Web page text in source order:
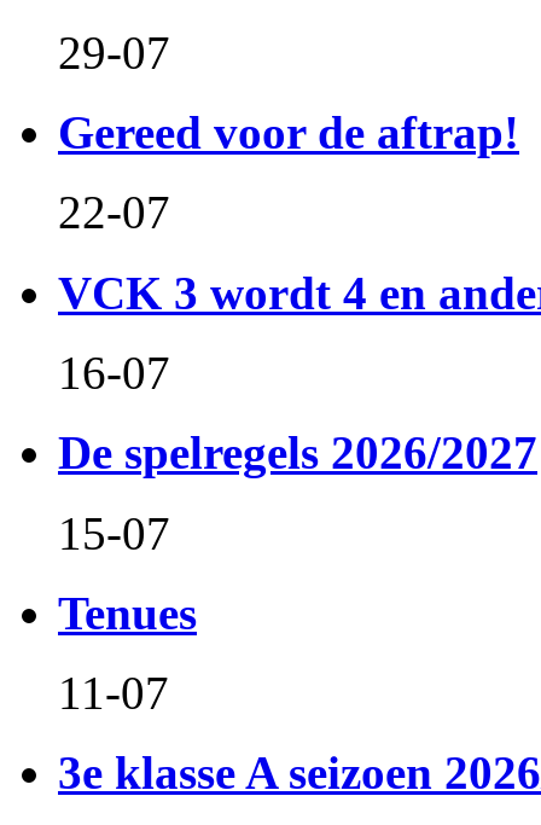
29-07
Gereed voor de aftrap!
22-07
VCK 3 wordt 4 en
16-07
De spelregels 2026/2027
15-07
Tenues
11-07
3e klasse A seizoen